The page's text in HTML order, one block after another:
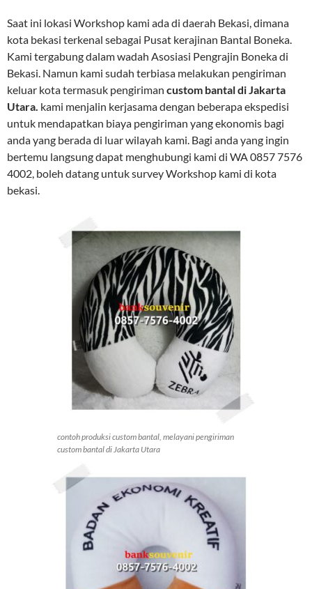
Saat ini lokasi Workshop kami ada di daerah Bekasi, dimana
kota bekasi terkenal sebagai Pusat kerajinan Bantal Boneka.
Kami tergabung dalam wadah Asosiasi Pengrajin Boneka di
Bekasi. Namun kami sudah terbiasa melakukan pengiriman
keluar kota termasuk pengiriman custom bantal di Jakarta
Utara. kami menjalin kerjasama dengan beberapa ekspedisi
untuk mendapatkan biaya pengiriman yang ekonomis bagi
anda yang berada di luar wilayah kami. Bagi anda yang ingin
bertemu langsung dapat menghubungi kami di WA 0857 7576
4002, boleh datang untuk survey Workshop kami di kota
bekasi.
contoh produksi custom bantal, melayani pengiriman
custom bantal di Jakarta Utara